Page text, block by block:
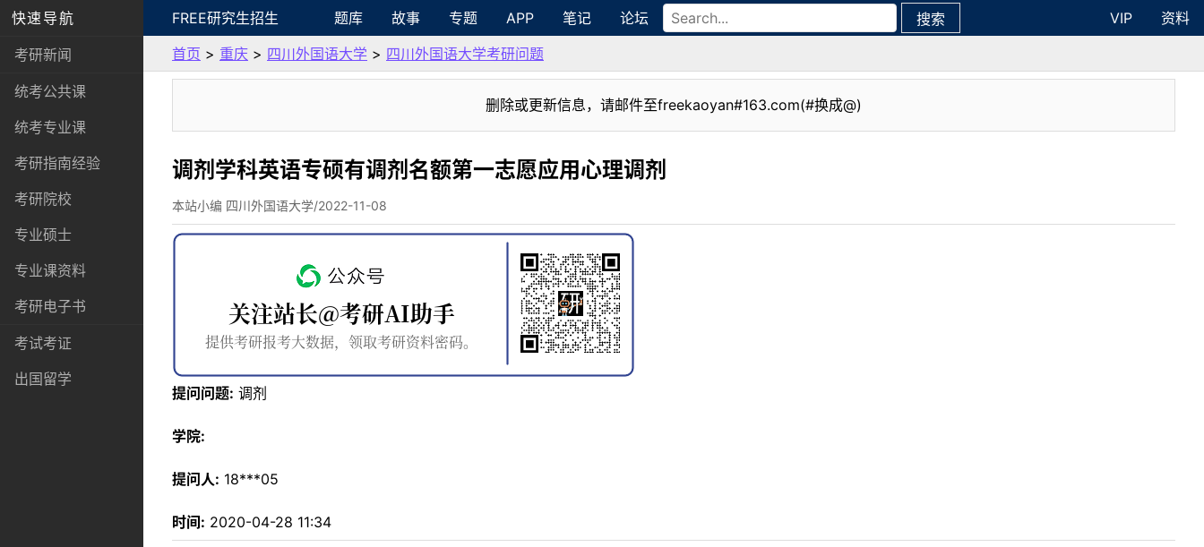
快速导航
考研新闻
统考公共课
统考专业课
考研指南经验
考研院校
专业硕士
专业课资料
考研电子书
考试考证
出国留学
FREE研究生招生 题库 故事 专题 APP 笔记 论坛 搜索 VIP
资料
首页 > 重庆 > 四川外国语大学 > 四川外国语大学考研问题
删除或更新信息，请邮件至freekaoyan#163.com(#换成@)
调剂学科英语专硕有调剂名额第一志愿应用心理调剂
本站小编 四川外国语大学/2022-11-08
提问问题: 调剂
学院:
提问人: 18***05
时间: 2020-04-28 11:34